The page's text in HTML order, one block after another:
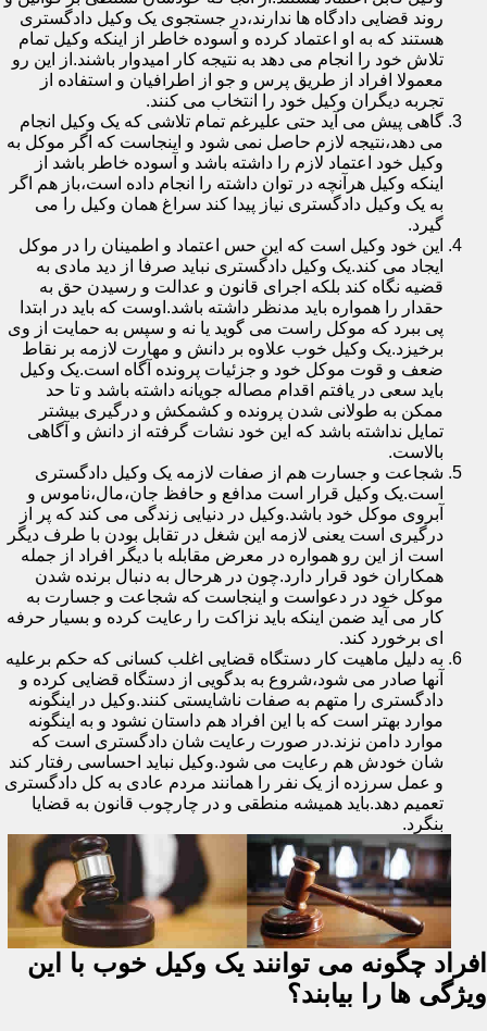
روند قضایی دادگاه ها ندارند،در جستجوی یک وکیل دادگستری
هستند که به او اعتماد کرده و آسوده خاطر از اینکه وکیل تمام
تلاش خود را انجام می دهد به نتیجه کار امیدوار باشند.از این رو
معمولا افراد از طریق پرس و جو از اطرافیان و استفاده از
تجربه دیگران وکیل خود را انتخاب می کنند.
گاهی پیش می آید حتی علیرغم تمام تلاشی که یک وکیل انجام
می دهد،نتیجه لازم حاصل نمی شود و اینجاست که اگر موکل به
وکیل خود اعتماد لازم را داشته باشد و آسوده خاطر باشد از
اینکه وکیل هرآنچه در توان داشته را انجام داده است،باز هم اگر
به یک وکیل دادگستری نیاز پیدا کند سراغ همان وکیل را می
گیرد.
این خود وکیل است که این حس اعتماد و اطمینان را در موکل
ایجاد می کند.یک وکیل دادگستری نباید صرفا از دید مادی به
قضیه نگاه کند بلکه اجرای قانون و عدالت و رسیدن حق به
حقدار را همواره باید مدنظر داشته باشد.اوست که باید در ابتدا
پی ببرد که موکل راست می گوید یا نه و سپس به حمایت از وی
برخیزد.یک وکیل خوب علاوه بر دانش و مهارت لازمه بر نقاط
ضعف و قوت موکل خود و جزئیات پرونده آگاه است.یک وکیل
باید سعی در یافتم اقدام مصاله جویانه داشته باشد و تا حد
ممکن به طولانی شدن پرونده و کشمکش و درگیری بیشتر
تمایل نداشته باشد که این خود نشات گرفته از دانش و آگاهی
بالاست.
شجاعت و جسارت هم از صفات لازمه یک وکیل دادگستری
است.یک وکیل قرار است مدافع و حافظ جان،مال،ناموس و
آبروی موکل خود باشد.وکیل در دنیایی زندگی می کند که پر از
درگیری است یعنی لازمه این شغل در تقابل بودن با طرف دیگر
است از این رو همواره در معرض مقابله با دیگر افراد از جمله
همکاران خود قرار دارد.چون در هرحال به دنبال برنده شدن
موکل خود در دعواست و اینجاست که شجاعت و جسارت به
کار می آید ضمن اینکه باید نزاکت را رعایت کرده و بسیار حرفه
ای برخورد کند.
به دلیل ماهیت کار دستگاه قضایی اغلب کسانی که حکم برعلیه
آنها صادر می شود،شروع به بدگویی از دستگاه قضایی کرده و
دادگستری را متهم به صفات ناشایستی کنند.وکیل در اینگونه
موارد بهتر است که با این افراد هم داستان نشود و به اینگونه
موارد دامن نزند.در صورت رعایت شان دادگستری است که
شان خودش هم رعایت می شود.وکیل نباید احساسی رفتار کند
و عمل سرزده از یک نفر را همانند مردم عادی به کل دادگستری
تعمیم دهد.باید همیشه منطقی و در چارچوب قانون به قضایا
بنگرد.
افراد چگونه می توانند یک وکیل خوب با این
ویژگی ها را بیابند؟